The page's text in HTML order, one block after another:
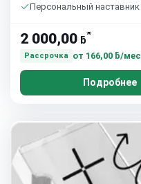
Персональный наставник
2 000,00 ƃ*
Рассрочка от 166,00 ƃ/мес
Подробнее